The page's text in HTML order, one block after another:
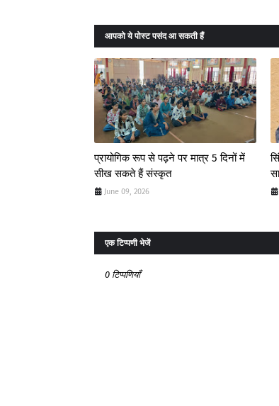
आपको ये पोस्ट पसंद आ सकती हैं
प्रायोगिक रूप से पढ़ने पर मात्र 5 दिनों में
सीख सकते हैं संस्कृत
June 09, 2026
एक टिप्पणी भेजें
0 टिप्पणियाँ